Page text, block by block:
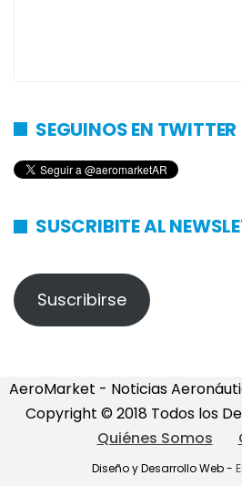
SEGUINOS EN TWITTER
SUSCRIBITE AL
Suscribirse
AeroMarket - Noticias
Copyright © 2018 Todos los
Quiénes Somos
Diseño y Desarrollo Web -